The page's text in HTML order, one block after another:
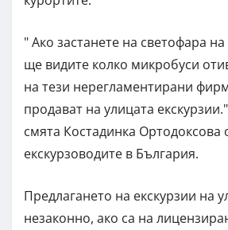
" Ако застанете на светофара
ще видите колко микробуси
на тези нерегламентирани
продават на улицата екскурзии."
смята Костадинка Ортодоксова
екскурзоводите в България.
Предлагането на екскурзии на
незаконно, ако са на